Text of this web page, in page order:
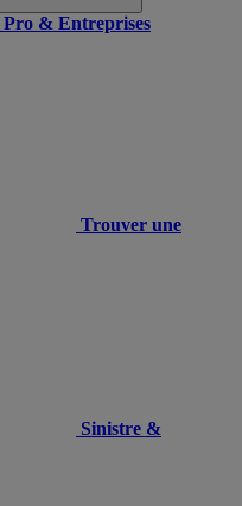
Pro & Entreprises
Trouver une
Sinistre &